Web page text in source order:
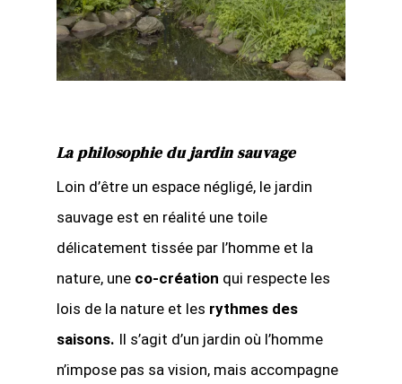
La philosophie du jardin sauvage
Loin d’être un espace négligé, le jardin
sauvage est en réalité une toile
délicatement tissée par l’homme et la
nature, une co-création qui respecte les
lois de la nature et les rythmes des
saisons. Il s’agit d’un jardin où l’homme
n’impose pas sa vision, mais accompagne